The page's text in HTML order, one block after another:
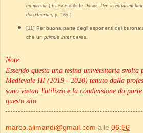
animentur( in Fulvio delle Donne,
Per scientiarum
doctrinarum, p. 165 )
[11] Per buona parte degli esponenti del
che un primus inter pares.
Note:
Essendo questa una tesina universitaria
Medievale III (2019 - 2020) tenuto dalla
sono vietati l'utilizzo e la condivisione da
questo sito
marco.alimandi@gmail.com alle 06:56